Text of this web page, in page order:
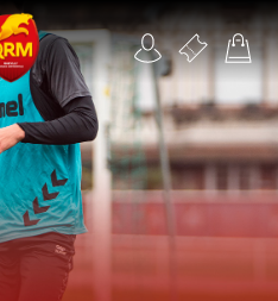
formation